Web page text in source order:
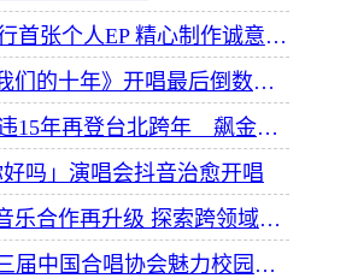
虞书欣生日当天发行首张个人EP 精心制作诚意满满
港台麋先生《WE 我们的十年》开唱最后倒数 惊喜释出10周年纪念单曲宠粉
文艺天后刘若英睽违15年再登台北跨年 飙金嗓演唱经典招牌歌掀回忆杀
吗」演唱会抖音治愈开唱
《光·遇》x网易云音乐合作再升级 探索跨领域社交新体验
“唱响新时代”第十三届中国合唱协会魅力校园合唱展演开幕